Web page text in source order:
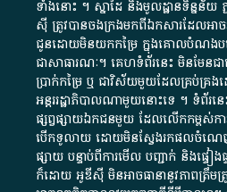
ទាំង​នោះ​ ។​ ស្នាដៃ​ និង​មូលដ្ឋាន​ទិន្នន័
ស៊ី​ ត្រូវ​បាន​ចងក្រង​មក​ពី​ឯកសារ​ដែល​អា
ជូន​ដោយ​មិន​យក​កម្រៃ​ ក្នុង​គោលបំណង​បម្
ជា​សាធារណៈ​។​ គេហទំព័រ​នេះ​ មិនមែន​ជា​ស
ប្រាក់​កម្រៃ​ ឬ​ ជា​វិស័យ​មួយ​ដែល​គ្រប់គ្រង​ដ
អន្តររដ្ឋាភិបាល​ណាមួយ​នោះ​ទេ ​។​ ទំព័រ​ន
ផ្សព្វផ្សាយ​ឯកជន​មួយ​ ដែល​លើកកម្ព
បើក​ទូលាយ​ ដោយ​មិនស្វែង​រក​ផល​ចំណេ
ផ្សាយ​ បន្ទាប់​ពី​ការ​មើល​ បញ្ជាក់​ និង​ផ្ទ
ក៏​ដោយ​ អូ​ឌី​ស៊ី​ មិន​អាច​ធានា​នូវ​ភាព​ត្រឹម